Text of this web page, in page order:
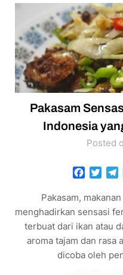
Pakasam
Indonesia
Posted
Pakasam,
menghadirkan sensasi
terbuat dari ikan atau
aroma tajam dan rasa
dicoba oleh